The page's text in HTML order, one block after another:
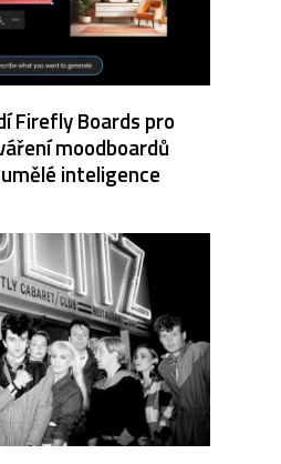
Firefly Boards pro
moodboardů
inteligence